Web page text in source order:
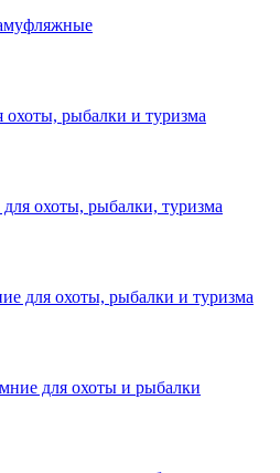
охоты, рыбалки и туризма
охоты, рыбалки, туризма
для охоты, рыбалки и туризма
для охоты и рыбалки